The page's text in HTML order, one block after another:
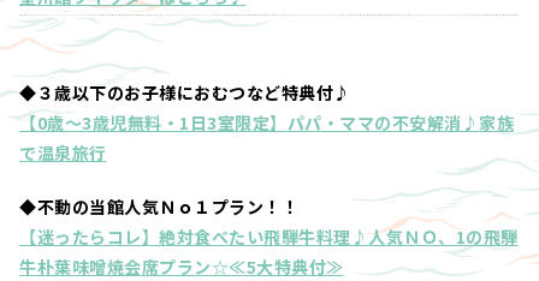
◆３歳以下のお子様におむつなど特典付♪
【0歳～3歳児無料・1日3室限定】パパ・ママの不安解消♪家族
で温泉旅行
◆不動の当館人気Ｎｏ１プラン！！
【迷ったらコレ】絶対食べたい飛騨牛料理♪人気ＮＯ、1の飛騨
牛朴葉味噌焼会席プラン☆≪5大特典付≫